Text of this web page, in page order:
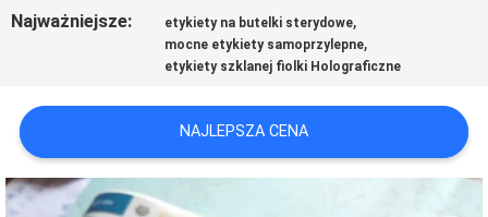
AKTUALNOŚCI
SPRAWY
SITEMAP
Najważniejsze: etykiety na butelki sterydowe,
mocne etykiety samoprzylepne,
etykiety szklanej fiolki Holograficzne
NAJLEPSZA CENA